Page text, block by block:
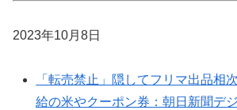
2023年10月8日
「転売禁止」隠してフリマ出品
給の米やクーポン券：朝日新聞デ